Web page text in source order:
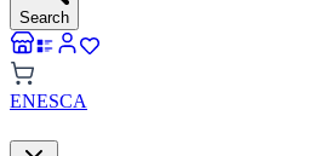
Search
ENESCA